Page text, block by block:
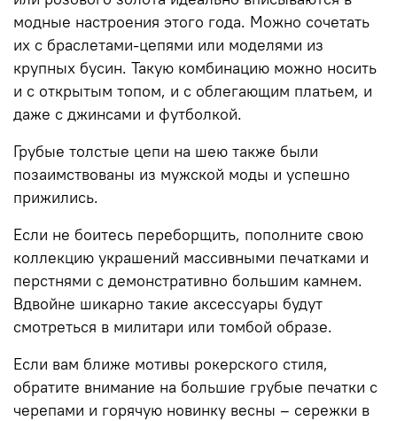
модные настроения этого года. Можно сочетать
их с браслетами-цепями или моделями из
крупных бусин. Такую комбинацию можно носить
и с открытым топом, и с облегающим платьем, и
даже с джинсами и футболкой.
Грубые толстые цепи на шею также были
позаимствованы из мужской моды и успешно
прижились.
Если не боитесь переборщить, пополните свою
коллекцию украшений массивными печатками и
перстнями с демонстративно большим камнем.
Вдвойне шикарно такие аксессуары будут
смотреться в милитари или томбой образе.
Если вам ближе мотивы рокерского стиля,
обратите внимание на большие грубые печатки с
черепами и горячую новинку весны – сережки в